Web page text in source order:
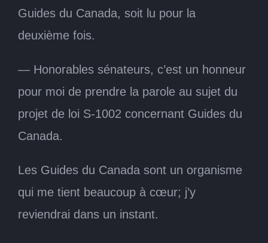
Guides du Canada, soit lu pour la
deuxième fois.
— Honorables sénateurs, c’est un honneur
pour moi de prendre la parole au sujet du
projet de loi S-1002 concernant Guides du
Canada.
Les Guides du Canada sont un organisme
qui me tient beaucoup à cœur; j’y
reviendrai dans un instant.